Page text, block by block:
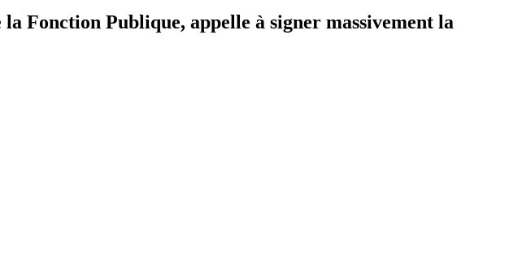
Fonction Publique, appelle à signer massivement la